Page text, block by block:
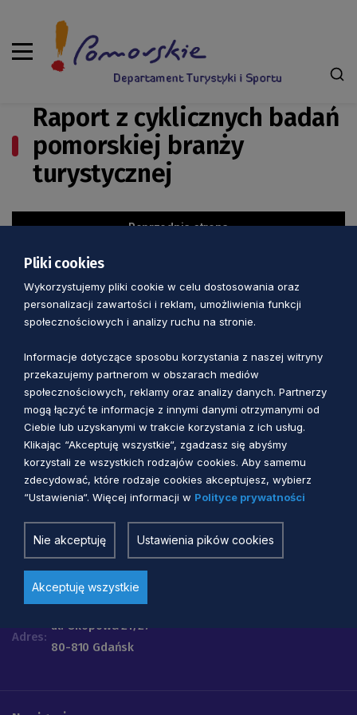
Raport z cyklicznych badań
pomorskiej branży
turystycznej
Poprzednia strona
Urząd Marszałkowski
Województwa Pomorskiego
Telefon +48 58 32 68 555
E-mail: info@pomorskie.eu
Godziny pracy urzędu: 07:45-15:45
Adres:
ul. Okopowa 21/27
80-810 Gdańsk
Pliki cookies
Wykorzystujemy pliki cookie w celu dostosowania oraz
personalizacji zawartości i reklam, umożliwienia funkcji
społecznościowych i analizy ruchu na stronie.
Informacje dotyczące sposobu korzystania z naszej witryny
przekazujemy partnerom w obszarach mediów
społecznościowych, reklamy oraz analizy danych. Partnerzy
mogą łączyć te informacje z innymi danymi otrzymanymi od
Ciebie lub uzyskanymi w trakcie korzystania z ich usług.
Klikając “Akceptuję wszystkie“, zgadzasz się abyśmy
korzystali ze wszystkich rodzajów cookies. Aby samemu
zdecydować, które rodzaje cookies akceptujesz, wybierz
“Ustawienia“. Więcej informacji w Polityce prywatności
Nie akceptuję Ustawienia pików cookies
Akceptuję wszystkie